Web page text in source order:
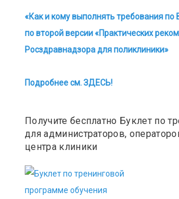
«Как и кому выполнять требования
по второй версии «Практических
Росздравнадзора для поликлиники»
Подробнее см. ЗДЕСЬ!
Получите бесплатно Буклет по
для администраторов,
центра клиники